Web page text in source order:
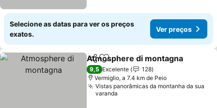
Selecione as datas para ver os preços
exatos.
Ver preços
PartilharAdicionar aos favoritos
Atmosphere di montagna
9,5 Excelente
128
Vermiglio, a 7.4 km de Peio
Vistas panorâmicas da montanha da sua
varanda